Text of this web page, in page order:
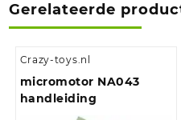
Gerelateerde
Crazy-toys.nl
micromotor NA043
handleiding